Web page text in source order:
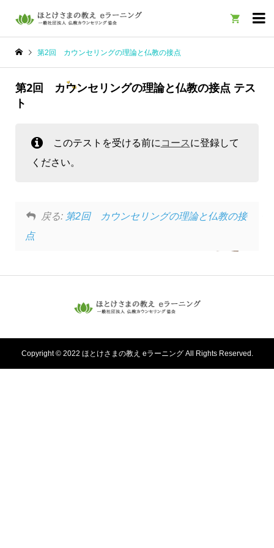

第2回 カウンセリングの理論と仏教の接点
第2回 カウンセリングの理論と仏教の接点 テス
ト
このテストを受ける前に コース に登録して
ください。
戻る: 第2回 カウンセリングの理論と仏教の接
点
Copyright © 2022 ほとけさまの教え eラーニング All Rights Reserved.